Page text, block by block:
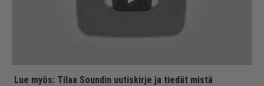
Lue myös: Tilaa Soundin uutiskirje ja tiedät mistä